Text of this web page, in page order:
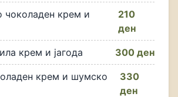
чоколаден крем и
210
ден
крем и јагода 300 ден
крем и шумско
330
ден